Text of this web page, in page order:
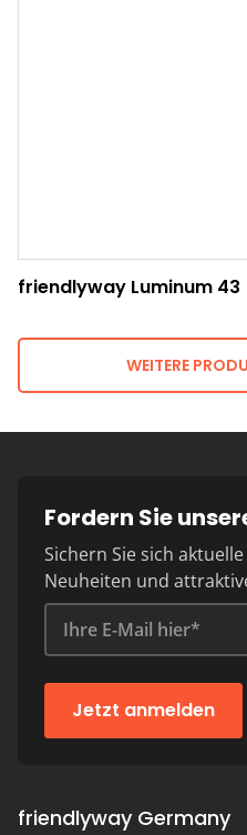
friendlyway Luminum 43
WEITERE
Fordern Sie
Sichern Sie sich
Neuheiten und
friendlyway Germany